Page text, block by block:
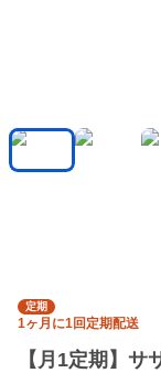
定期
1ヶ月に1回定期配送
【月1定期】